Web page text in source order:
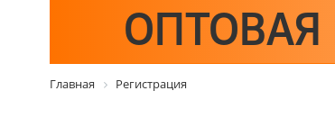
Главная Регистрация